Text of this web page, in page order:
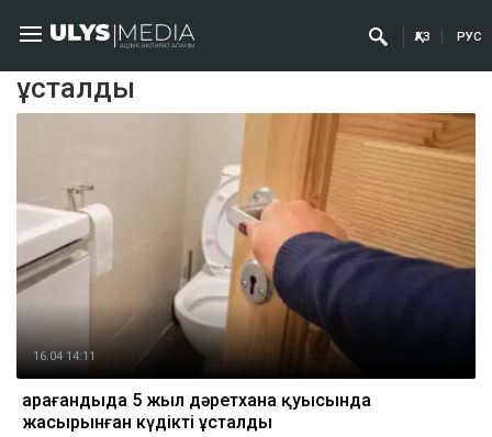
ҚАЗ РУС
ұсталды
16.04 14:11
Қарағандыда 5 жыл дәретхана қуысында
жасырынған күдікті ұсталды